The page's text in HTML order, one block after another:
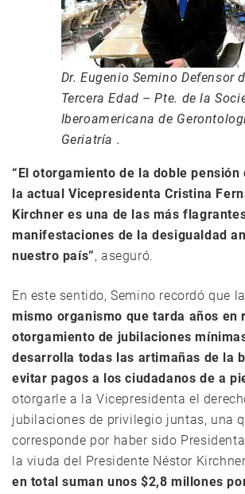
Dr. Eugenio Semino Defensor
Tercera Edad – Pte. de la
Iberoamericana de
Geriatría .
“El otorgamiento de la doble
la actual Vicepresidenta Cristina
Kirchner es una de las más
manifestaciones de la desigualdad
nuestro país”, aseguró.
En este sentido, Semino recordó que
mismo organismo que tarda años en
otorgamiento de jubilaciones
desarrolla todas las artimañas de la
evitar pagos a los ciudadanos de a
otorgarle a la Vicepresidenta el
jubilaciones de privilegio juntas, una
corresponde por haber sido
la viuda del Presidente Néstor
en total suman unos $2,8 millones